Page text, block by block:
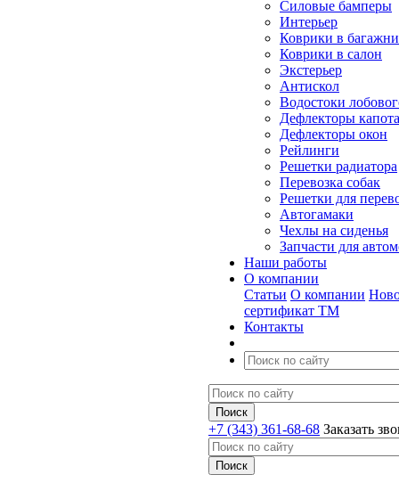
Силовые бамперы
Интерьер
Коврики в
Коврики в салон
Экстерьер
Антискол
Водостоки
Дефлекторы капота
Дефлекторы окон
Рейлинги
Решетки радиатора
Перевозка собак
Решетки для
Автогамаки
Чехлы на сиденья
Запчасти для
Наши работы
О компании
Статьи О компании
сертификат ТМ
Контакты
+7 (343) 361-68-68 Заказать